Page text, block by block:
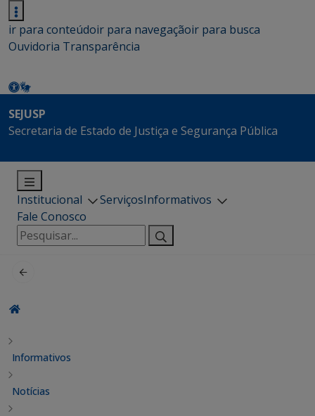
ir para conteúdoir para navegaçãoir para busca
Ouvidoria Transparência
SEJUSP
Secretaria de Estado de Justiça e Segurança Pública
Institucional ServiçosInformativos
Fale Conosco
Pesquisar
por:
Informativos
Notícias